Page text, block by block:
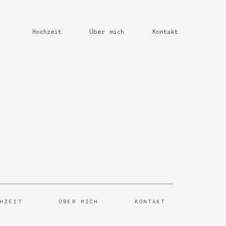
Hochzeit Über mich Kontakt
ÜBER MICH KONTAKT